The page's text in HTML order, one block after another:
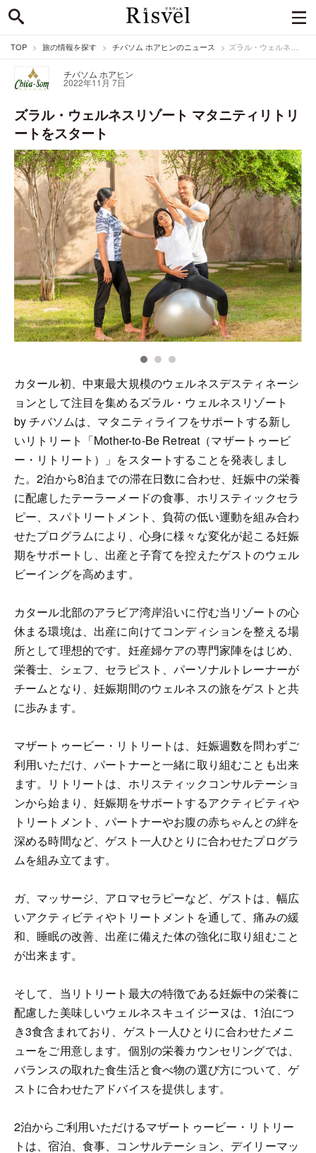
TOP 旅の情報を探す チバソム ホアヒンのニュース ズラル・ウェルネスリゾート マタニティリトリートをスタート
チバソム ホアヒン
2022年11月 7日
ズラル・ウェルネスリゾート マタニティリトリ
ートをスタート
カタール初、中東最大規模のウェルネスデスティネーシ
ョンとして注目を集めるズラル・ウェルネスリゾート
by チバソムは、マタニティライフをサポートする新し
いリトリート「Mother-to-Be Retreat（マザートゥービ
ー・リトリート）」をスタートすることを発表しまし
た。2泊から8泊までの滞在日数に合わせ、妊娠中の栄養
に配慮したテーラーメードの食事、ホリスティックセラ
ピー、スパトリートメント、負荷の低い運動を組み合わ
せたプログラムにより、心身に様々な変化が起こる妊娠
期をサポートし、出産と子育てを控えたゲストのウェル
ビーイングを高めます。
カタール北部のアラビア湾岸沿いに佇む当リゾートの心
休まる環境は、出産に向けてコンディションを整える場
所として理想的です。妊産婦ケアの専門家陣をはじめ、
栄養士、シェフ、セラピスト、パーソナルトレーナーが
チームとなり、妊娠期間のウェルネスの旅をゲストと共
に歩みます。
マザートゥービー・リトリートは、妊娠週数を問わずご
利用いただけ、パートナーと一緒に取り組むことも出来
ます。リトリートは、ホリスティックコンサルテーショ
ンから始まり、妊娠期をサポートするアクティビティや
トリートメント、パートナーやお腹の赤ちゃんとの絆を
深める時間など、ゲスト一人ひとりに合わせたプログラ
ムを組み立てます。
ガ、マッサージ、アロマセラピーなど、ゲストは、幅広
いアクティビティやトリートメントを通して、痛みの緩
和、睡眠の改善、出産に備えた体の強化に取り組むこと
が出来ます。
そして、当リトリート最大の特徴である妊娠中の栄養に
配慮した美味しいウェルネスキュイジーヌは、1泊につ
き3食含まれており、ゲスト一人ひとりに合わせたメニ
ューをご用意します。個別の栄養カウンセリングでは、
バランスの取れた食生活と食べ物の選び方について、ゲ
ストに合わせたアドバイスを提供します。
2泊からご利用いただけるマザートゥービー・リトリー
トは、宿泊、食事、コンサルテーション、デイリーマッ